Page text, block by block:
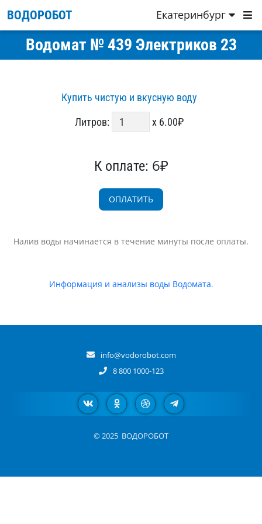
ВОДОРОБОТ Екатеринбург
Водомат № 439 Электриков 23
Купить чистую и вкусную воду
Литров:
x 6.00₽
К оплате: 6₽
Налив воды начинается в течение минуты после оплаты.
Информация и анализы воды Водомата.
info@vodorobot.com
8 800 1000-123
© 2025 ВОДОРОБОТ